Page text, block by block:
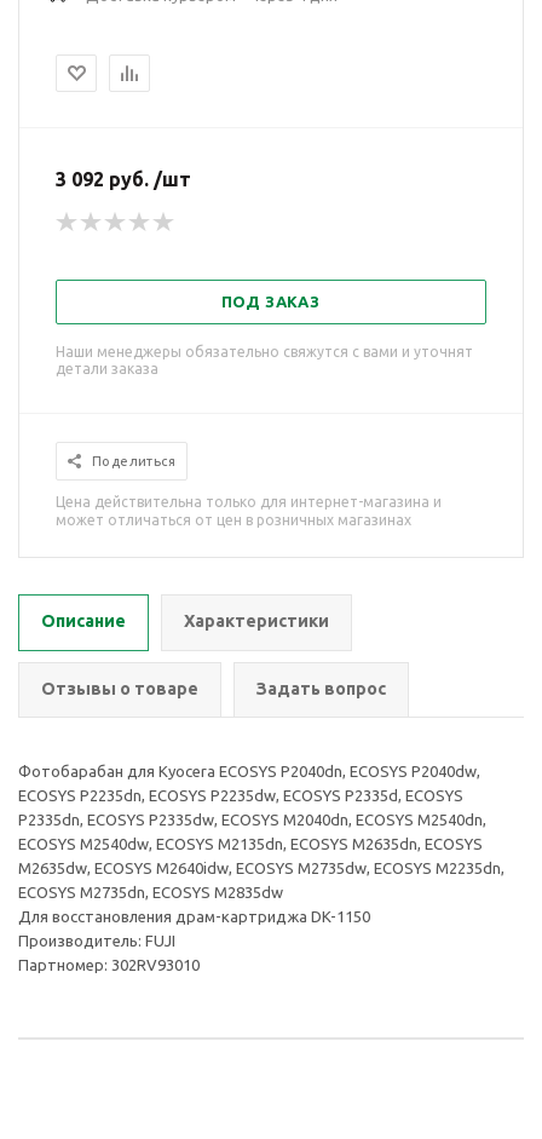
3 092 руб. /шт
ПОД ЗАКАЗ
Наши менеджеры обязательно свяжутся с вами и уточнят
детали заказа
Поделиться
Цена действительна только для интернет-магазина и
может отличаться от цен в розничных магазинах
Описание Характеристики
Отзывы о товаре Задать вопрос
Фотобарабан для Kyocera ECOSYS P2040dn, ECOSYS P2040dw,
ECOSYS P2235dn, ECOSYS P2235dw, ECOSYS P2335d, ECOSYS
P2335dn, ECOSYS P2335dw, ECOSYS M2040dn, ECOSYS M2540dn,
ECOSYS M2540dw, ECOSYS M2135dn, ECOSYS M2635dn, ECOSYS
M2635dw, ECOSYS M2640idw, ECOSYS M2735dw, ECOSYS M2235dn,
ECOSYS M2735dn, ECOSYS M2835dw
Для восстановления драм-картриджа DK-1150
Производитель: FUJI
Партномер: 302RV93010